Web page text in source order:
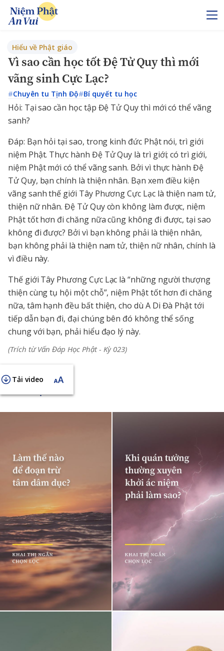
Hiểu về Phật giáo
Vì sao cần học tốt Đệ Tử Quy thì mới
vãng sinh Cực Lạc?
#Chuyên tu Tịnh Độ#Bí quyết tu học
Hỏi: Tại sao cần học tập Đệ Tử Quy thì mới có thể vãng
sanh?
Đáp: Bạn hỏi tại sao, trong kinh đức Phật nói, trì giới
niệm Phật. Thực hành Đệ Tử Quy là trì giới; có trì giới,
niệm Phật mới có thể vãng sanh. Bởi vì thực hành Đệ
Tử Quy, bạn chính là thiện nhân. Bạn xem điều kiện
vãng sanh thế giới Tây Phương Cực Lạc là thiện nam tử,
thiện nữ nhân. Đệ Tử Quy còn không làm được, niệm
Phật tốt hơn đi chăng nữa cũng không đi được, tại sao
không đi được? Bởi vì bạn không phải là thiện nhân,
bạn không phải là thiện nam tử, thiện nữ nhân, chính là
vì điều này.
Thế giới Tây Phương Cực Lạc là “những người thượng
thiện cùng tụ hội một chỗ”, niệm Phật tốt hơn đi chăng
nữa, tâm hạnh đều bất thiện, cho dù A Di Đà Phật tới
tiếp dẫn bạn đi, đại chúng bên đó không thể sống
chung với bạn, phải hiểu đạo lý này.
(Trích từ Vấn Đáp Học Phật - Kỳ 023)
Tải video